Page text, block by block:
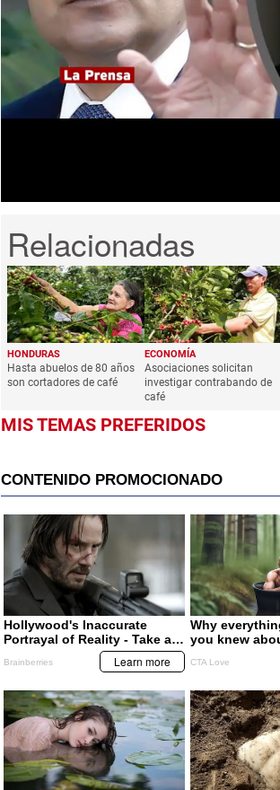
0
seconds
1
minute,
30
HONDURAS
Hasta abuelos de 80 años
son cortadores de café
ECONOMÍA
Asociaciones solicitan
investigar contrabando de
café
MIS TEMAS PREFERIDOS